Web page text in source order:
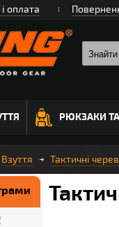
оплата
РЮКЗАКИ
Взуття Тактичні